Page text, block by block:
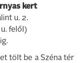
kert
u. 2.
felől)
tölt be a Széna tér